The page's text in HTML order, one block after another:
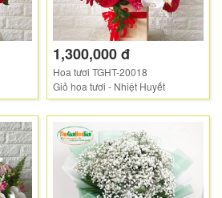
1,300,000 đ
Hoa tươi TGHT-20018
Giỏ hoa tươi - Nhiệt Huyết